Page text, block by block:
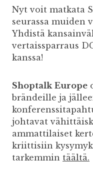
Nyt voit matkata
seurassa muiden
Yhdistä
vertaissparraus
kanssa!
Shoptalk Europe
brändeille ja
johtavat
ammattilaiset
kriittisiin
tarkemmin täältä.